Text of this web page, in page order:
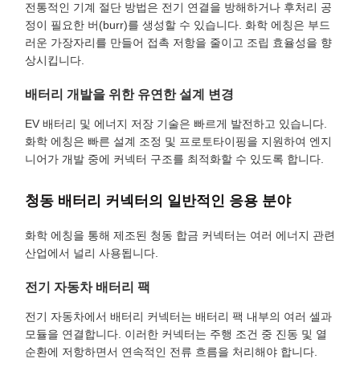
전통적인 기계 절단 방법은 전기 연결을 방해하거나 후처리 공
정이 필요한 버(burr)를 생성할 수 있습니다. 화학 에칭은 부드
러운 가장자리를 만들어 접촉 저항을 줄이고 조립 효율성을 향
상시킵니다.
배터리 개발을 위한 유연한 설계 변경
EV 배터리 및 에너지 저장 기술은 빠르게 발전하고 있습니다.
화학 에칭은 빠른 설계 조정 및 프로토타이핑을 지원하여 엔지
니어가 개발 중에 커넥터 구조를 최적화할 수 있도록 합니다.
청동 배터리 커넥터의 일반적인 응용 분야
화학 에칭을 통해 제조된 청동 합금 커넥터는 여러 에너지 관련
산업에서 널리 사용됩니다.
전기 자동차 배터리 팩
전기 자동차에서 배터리 커넥터는 배터리 팩 내부의 여러 셀과
모듈을 연결합니다. 이러한 커넥터는 주행 조건 중 진동 및 열
순환에 저항하면서 연속적인 전류 흐름을 처리해야 합니다.